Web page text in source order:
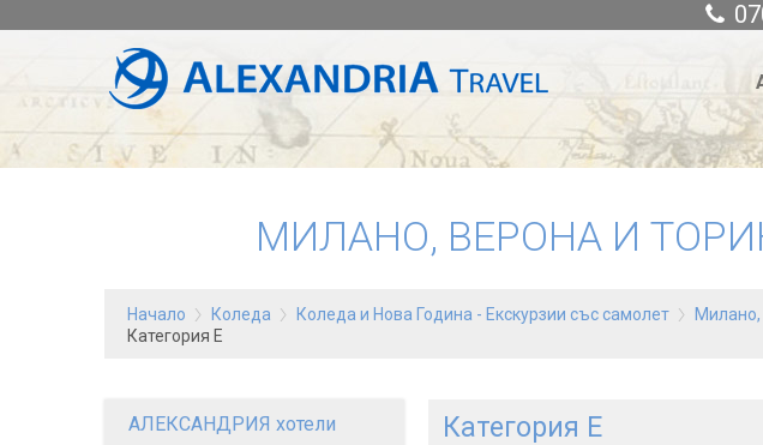
МИЛАНО, ВЕРОНА И
Начало Коледа Коледа и Нова Година - Eкскурзии със самолет
Милано,
Категория E
АЛЕКСАНДРИЯ хотели Категория E